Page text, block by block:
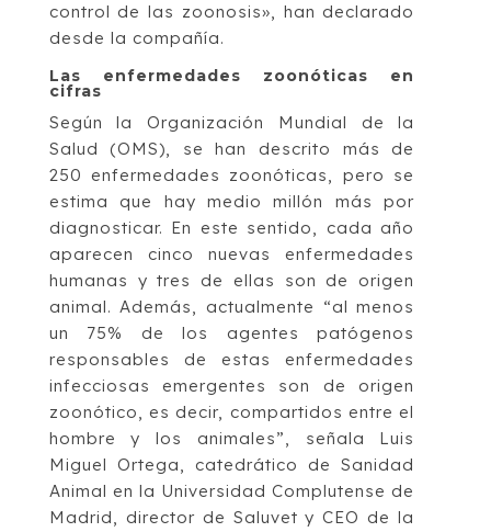
control de las zoonosis», han declarado
desde la compañía.
Las enfermedades zoonóticas en
cifras
Según la Organización Mundial de la
Salud (OMS), se han descrito más de
250 enfermedades zoonóticas, pero se
estima que hay medio millón más por
diagnosticar. En este sentido, cada año
aparecen cinco nuevas enfermedades
humanas y tres de ellas son de origen
animal. Además, actualmente “al menos
un 75% de los agentes patógenos
responsables de estas enfermedades
infecciosas emergentes son de origen
zoonótico, es decir, compartidos entre el
hombre y los animales”, señala Luis
Miguel Ortega, catedrático de Sanidad
Animal en la Universidad Complutense de
Madrid, director de Saluvet y CEO de la